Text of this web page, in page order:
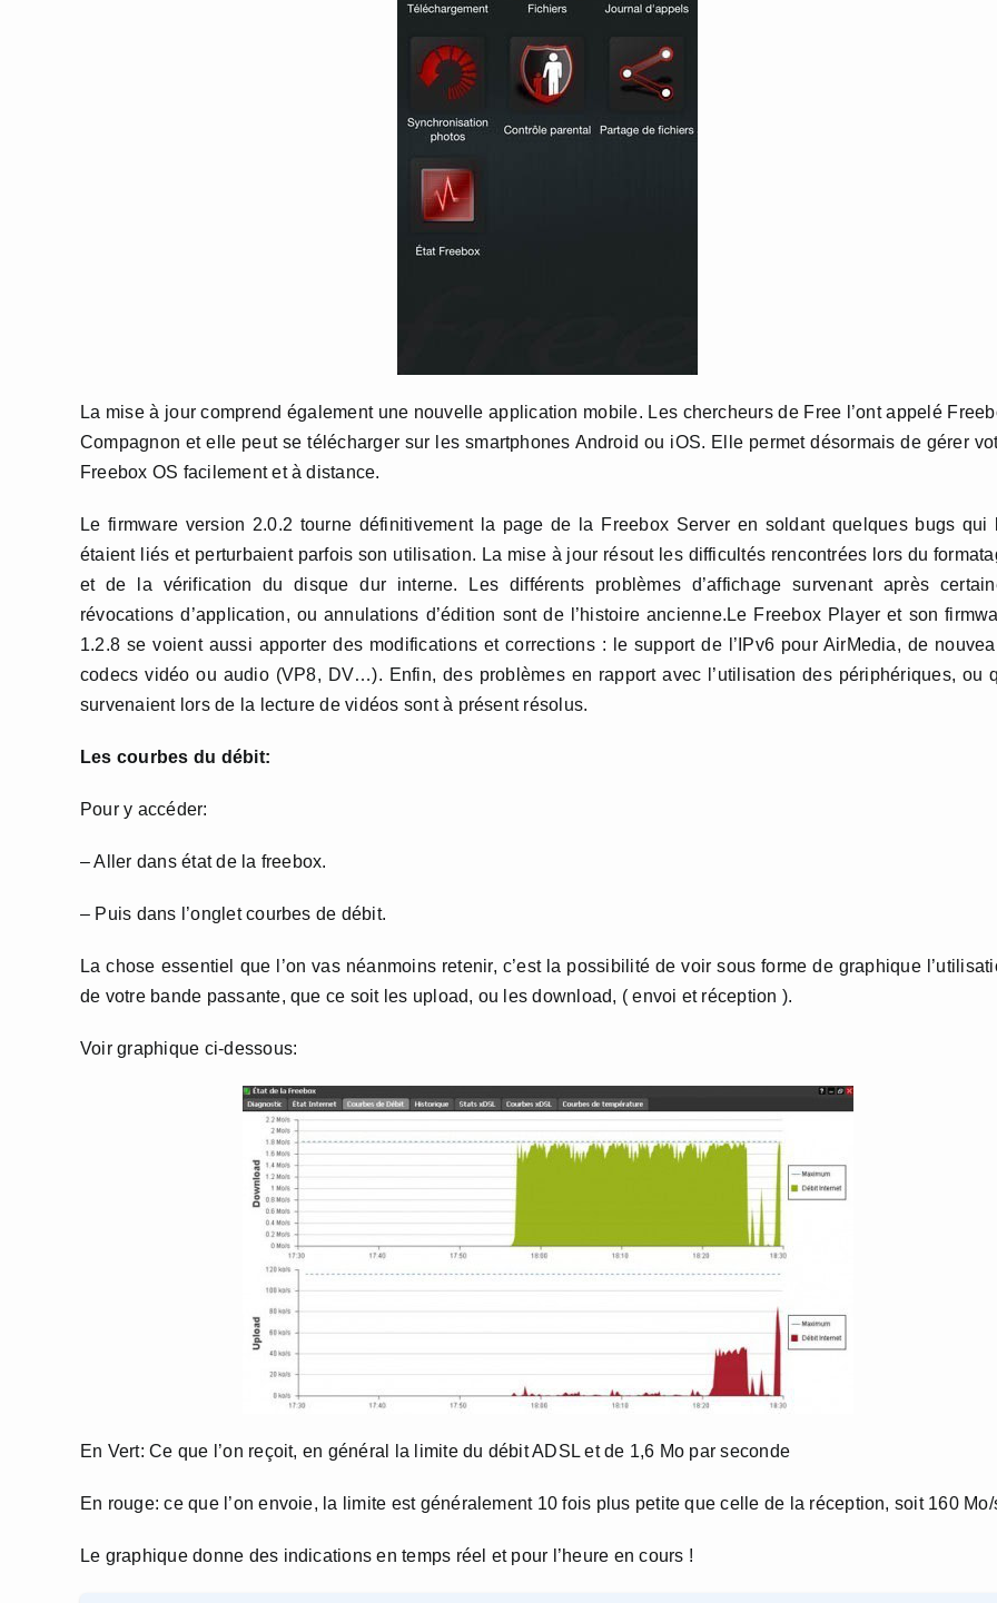
La mise à jour comprend également une nouvelle application mobile. Les chercheurs de Free l’ont appelé
Compagnon et elle peut se télécharger sur les smartphones Android ou iOS. Elle permet désormais de gérer
Freebox OS facilement et à distance.
Le firmware version 2.0.2 tourne définitivement la page de la Freebox Server en soldant quelques bugs qui
étaient liés et perturbaient parfois son utilisation. La mise à jour résout les difficultés rencontrées lors du
et de la vérification du disque dur interne. Les différents problèmes d’affichage survenant après
révocations d’application, ou annulations d’édition sont de l’histoire ancienne.Le Freebox Player et son
1.2.8 se voient aussi apporter des modifications et corrections : le support de l’IPv6 pour AirMedia, de
codecs vidéo ou audio (VP8, DV…). Enfin, des problèmes en rapport avec l’utilisation des périphériques, ou
survenaient lors de la lecture de vidéos sont à présent résolus.
Les courbes du débit:
Pour y accéder:
– Aller dans état de la freebox.
– Puis dans l’onglet courbes de débit.
La chose essentiel que l’on vas néanmoins retenir, c’est la possibilité de voir sous forme de graphique
de votre bande passante, que ce soit les upload, ou les download, ( envoi et réception ).
Voir graphique ci-dessous:
En Vert: Ce que l’on reçoit, en général la limite du débit ADSL et de 1,6 Mo par seconde
En rouge: ce que l’on envoie, la limite est généralement 10 fois plus petite que celle de la réception, soit 160 Mo/
Le graphique donne des indications en temps réel et pour l’heure en cours !